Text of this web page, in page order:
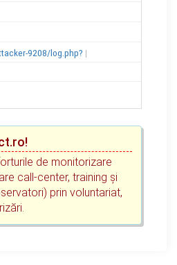
9208/log.php?
de monitorizare
call-center, training și
prin voluntariat,